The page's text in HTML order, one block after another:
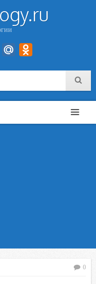
WhatsAppMail.Ru
0